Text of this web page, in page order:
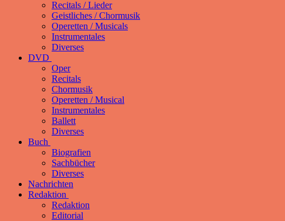
Recitals / Lieder
Geistliches / Chormusik
Operetten / Musicals
Instrumentales
Diverses
DVD
Oper
Recitals
Chormusik
Operetten / Musical
Instrumentales
Ballett
Diverses
Buch
Biografien
Sachbücher
Diverses
Nachrichten
Redaktion
Redaktion
Editorial